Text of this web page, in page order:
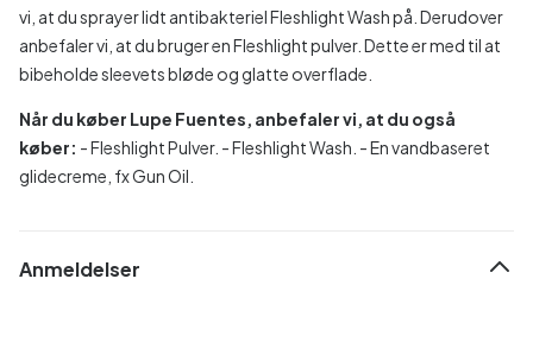
vi, at du sprayer lidt antibakteriel Fleshlight Wash på. Derudover
anbefaler vi, at du bruger en Fleshlight pulver. Dette er med til at
bibeholde sleevets bløde og glatte overflade.
Når du køber Lupe Fuentes, anbefaler vi, at du også
køber: - Fleshlight Pulver. - Fleshlight Wash. - En vandbaseret
glidecreme, fx Gun Oil.
Anmeldelser